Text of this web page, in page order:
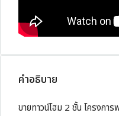
คำอธิบาย
ขายทาวน์โฮม 2 ชั้น โครงกา